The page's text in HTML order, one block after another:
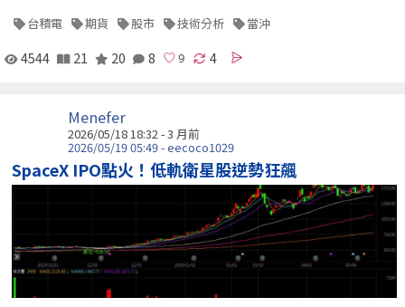
台積電 期貨 股市 技術分析 當沖
4544 21 20 8 4
Menefer
2026/05/18 18:32 - 3 月前
2026/05/19 05:49 - eecoco1029
SpaceX IPO點火！低軌衛星股逆勢狂飆